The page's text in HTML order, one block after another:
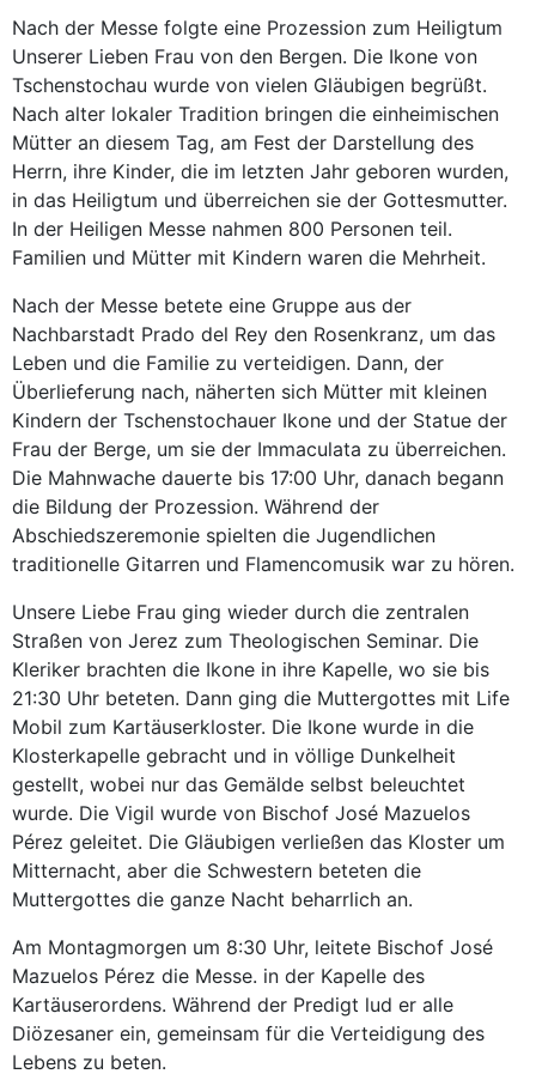
Nach der Messe folgte eine Prozession zum Heiligtum
Unserer Lieben Frau von den Bergen. Die Ikone von
Tschenstochau wurde von vielen Gläubigen begrüßt.
Nach alter lokaler Tradition bringen die einheimischen
Mütter an diesem Tag, am Fest der Darstellung des
Herrn, ihre Kinder, die im letzten Jahr geboren wurden,
in das Heiligtum und überreichen sie der Gottesmutter.
In der Heiligen Messe nahmen 800 Personen teil.
Familien und Mütter mit Kindern waren die Mehrheit.
Nach der Messe betete eine Gruppe aus der
Nachbarstadt Prado del Rey den Rosenkranz, um das
Leben und die Familie zu verteidigen. Dann, der
Überlieferung nach, näherten sich Mütter mit kleinen
Kindern der Tschenstochauer Ikone und der Statue der
Frau der Berge, um sie der Immaculata zu überreichen.
Die Mahnwache dauerte bis 17:00 Uhr, danach begann
die Bildung der Prozession. Während der
Abschiedszeremonie spielten die Jugendlichen
traditionelle Gitarren und Flamencomusik war zu hören.
Unsere Liebe Frau ging wieder durch die zentralen
Straßen von Jerez zum Theologischen Seminar. Die
Kleriker brachten die Ikone in ihre Kapelle, wo sie bis
21:30 Uhr beteten. Dann ging die Muttergottes mit Life
Mobil zum Kartäuserkloster. Die Ikone wurde in die
Klosterkapelle gebracht und in völlige Dunkelheit
gestellt, wobei nur das Gemälde selbst beleuchtet
wurde. Die Vigil wurde von Bischof José Mazuelos
Pérez geleitet. Die Gläubigen verließen das Kloster um
Mitternacht, aber die Schwestern beteten die
Muttergottes die ganze Nacht beharrlich an.
Am Montagmorgen um 8:30 Uhr, leitete Bischof José
Mazuelos Pérez die Messe. in der Kapelle des
Kartäuserordens. Während der Predigt lud er alle
Diözesaner ein, gemeinsam für die Verteidigung des
Lebens zu beten.